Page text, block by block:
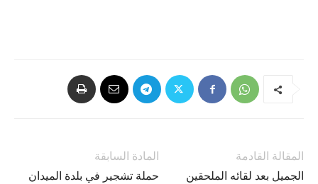
المادة السابقة
حملة تشجير في بلدة الميدان
المقالة القادمة
الجميل بعد لقائه الملحقين